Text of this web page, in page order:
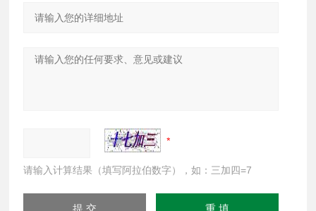
请输入计算结果（填写阿拉伯数字），如：三加四=7